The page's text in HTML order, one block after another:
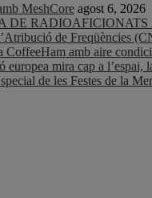
MeshCore agost 6, 2026
DE
de Freqüències
amb aire
mira cap a l’espai,
de les Festes de la